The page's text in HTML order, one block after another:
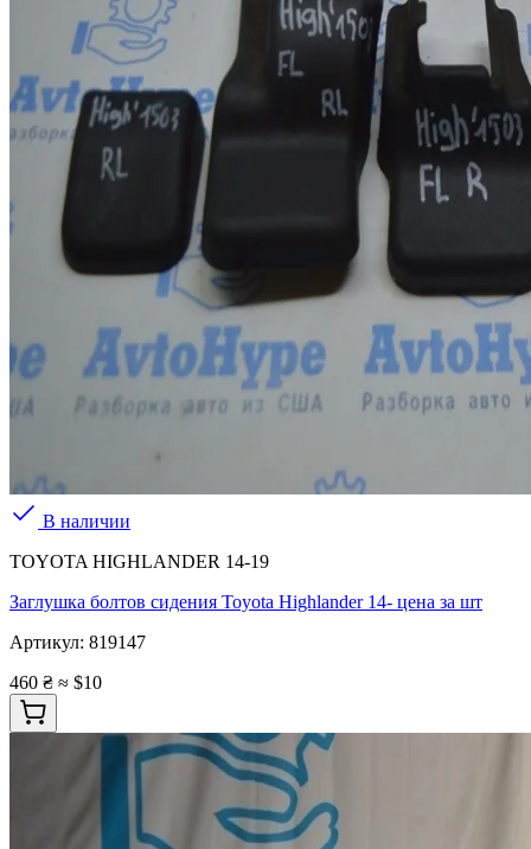
В наличии
TOYOTA HIGHLANDER 14-19
Заглушка болтов сидения Toyota Highlander 14- цена за шт
Артикул: 819147
460 ₴ ≈ $10